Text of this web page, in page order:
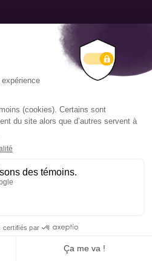
+ MARKETING